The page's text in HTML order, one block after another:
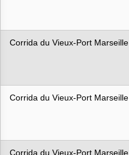
Corrida du Vieux-Port Marseille
Corrida du Vieux-Port Marseille
Corrida du Vieux-Port Marseille